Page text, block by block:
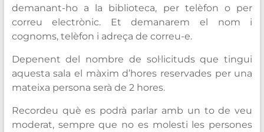
demanant-ho a la biblioteca, per telèfon o per
correu electrònic. Et demanarem el nom i
cognoms, telèfon i adreça de correu-e.
Depenent del nombre de sol·licituds que tingui
aquesta sala el màxim d’hores reservades per una
mateixa persona serà de 2 hores.
Recordeu què es podrà parlar amb un to de veu
moderat, sempre que no es molesti les persones